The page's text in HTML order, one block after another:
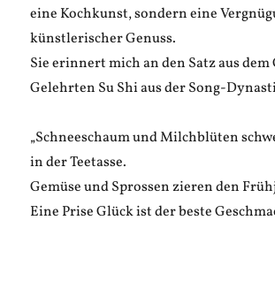
eine Kochkunst, sondern eine
künstlerischer Genuss.
Sie erinnert mich an den Satz aus dem
Gelehrten Su Shi aus der Song-
„Schneeschaum und Milchblüten
in der Teetasse.
Gemüse und Sprossen zieren den
Eine Prise Glück ist der beste